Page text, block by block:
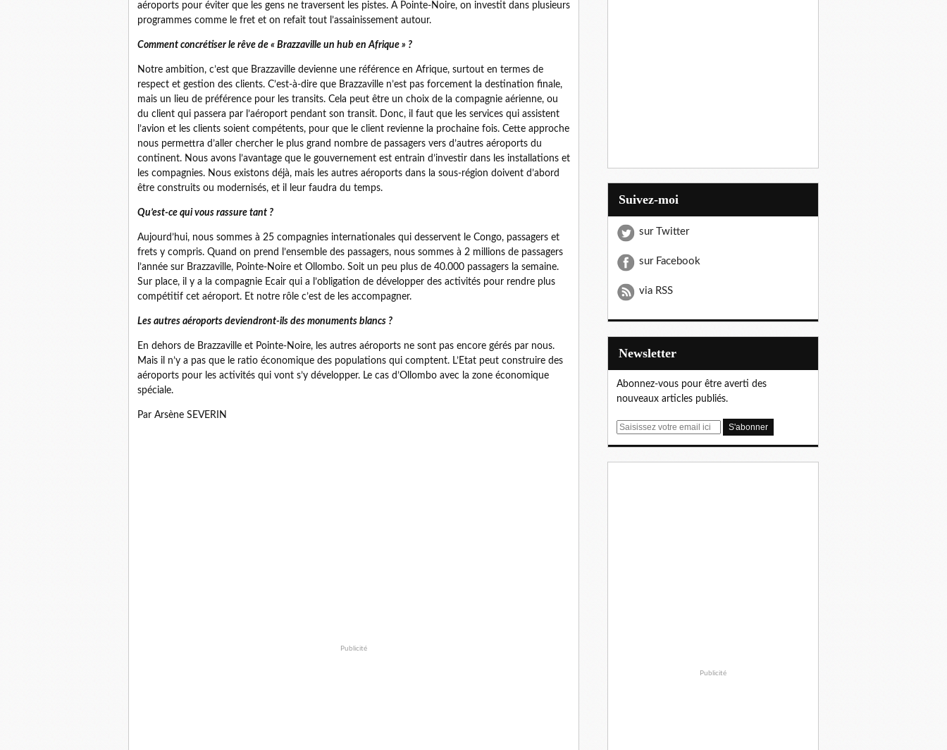
aéroports pour éviter que les gens ne traversent les pistes. A Pointe-Noire, on investit dans plusieurs
programmes comme le fret et on refait tout l’assainissement autour.
Comment concrétiser le rêve de « Brazzaville un hub en Afrique » ?
Notre ambition, c’est que Brazzaville devienne une référence en Afrique, surtout en termes de
respect et gestion des clients. C’est-à-dire que Brazzaville n’est pas forcement la destination finale,
mais un lieu de préférence pour les transits. Cela peut être un choix de la compagnie aérienne, ou
du client qui passera par l’aéroport pendant son transit. Donc, il faut que les services qui assistent
l’avion et les clients soient compétents, pour que le client revienne la prochaine fois. Cette approche
nous permettra d’aller chercher le plus grand nombre de passagers vers d’autres aéroports du
continent. Nous avons l’avantage que le gouvernement est entrain d’investir dans les installations et
les compagnies. Nous existons déjà, mais les autres aéroports dans la sous-région doivent d’abord
être construits ou modernisés, et il leur faudra du temps.
Qu’est-ce qui vous rassure tant ?
Aujourd’hui, nous sommes à 25 compagnies internationales qui desservent le Congo, passagers et
frets y compris. Quand on prend l’ensemble des passagers, nous sommes à 2 millions de passagers
l’année sur Brazzaville, Pointe-Noire et Ollombo. Soit un peu plus de 40.000 passagers la semaine.
Sur place, il y a la compagnie Ecair qui a l’obligation de développer des activités pour rendre plus
compétitif cet aéroport. Et notre rôle c’est de les accompagner.
Les autres aéroports deviendront-ils des monuments blancs ?
En dehors de Brazzaville et Pointe-Noire, les autres aéroports ne sont pas encore gérés par nous.
Mais il n’y a pas que le ratio économique des populations qui comptent. L’Etat peut construire des
aéroports pour les activités qui vont s’y développer. Le cas d’Ollombo avec la zone économique
spéciale.
Par Arsène SEVERIN
Publicité
Suivez-moi
sur Twitter
sur Facebook
via RSS
Newsletter
Abonnez-vous pour être averti des
nouveaux articles publiés.
E
Publicité